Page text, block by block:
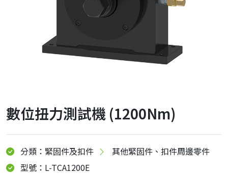
數位扭力測試機 (1200Nm)
分類：緊固件及扣件
其他緊固件、扣件周邊零件
型號：L-TCA1200E